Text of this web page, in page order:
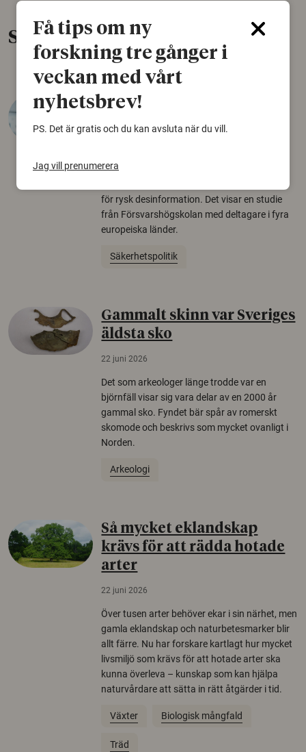
Senaste nytt
Varför tror vissa på rysk
desinformation?
Personer som är mer benägna att tro på
för rysk desinformation. Det visar en studie
från Försvarshögskolan med deltagare i fyra
europeiska länder.
Säkerhetspolitik
Gammalt skinn var Sveriges
äldsta sko
22 juni 2026
Det som arkeologer länge trodde var en
björnfäll visar sig vara delar av en 2000 år
gammal sko. Fyndet bär spår av romerskt
skomode och beskrivs som mycket ovanligt i
Norden.
Arkeologi
Så mycket eklandskap
krävs för att rädda hotade
arter
22 juni 2026
Över tusen arter behöver ekar i sin närhet, men
gamla eklandskap och naturbetesmarker blir
allt färre. Nu har forskare kartlagt hur mycket
livsmiljö som krävs för att hotade arter ska
kunna överleva – kunskap som kan hjälpa
naturvårdare att sätta in rätt åtgärder i tid.
Växter Biologisk mångfald
Träd
Få tips om ny
forskning tre gånger i
veckan med vårt
nyhetsbrev!
PS. Det är gratis och du kan avsluta när du vill.
Jag vill prenumerera